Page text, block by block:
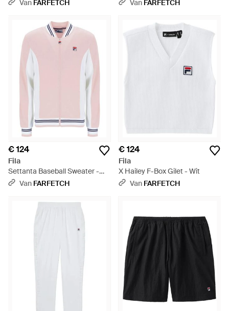
Van FARFETCH Van FARFETCH
€ 124
Fila
Settanta Baseball Sweater -
RozeVan FARFETCH
€ 124
Fila
X Hailey F-Box Gilet - Wit
Van FARFETCH